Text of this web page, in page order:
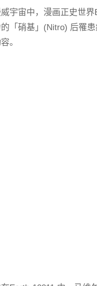
宇宙中，漫画正史世
「硝基」(Nitro) 后罹
。